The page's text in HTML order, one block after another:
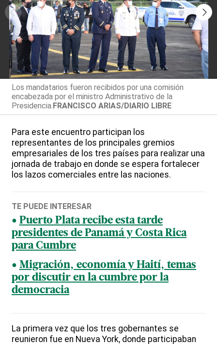
Los mandatarios fueron recibidos por una comisión
encabezada por el ministro Administrativo de la
Presidencia.FRANCISCO ARIAS/DIARIO LIBRE
Para este encuentro participan los
representantes de los principales gremios
empresariales de los tres países para realizar una
jornada de trabajo en donde se espera fortalecer
los lazos comerciales entre las naciones.
TE PUEDE INTERESAR
Puerto Plata recibe esta tarde
presidentes de Panamá y Costa Rica
para Cumbre
Migración, economía y Haití, temas
por discutir en la cumbre por la
democracia
La primera vez que los tres gobernantes se
reunieron fue en Nueva York, donde participaban